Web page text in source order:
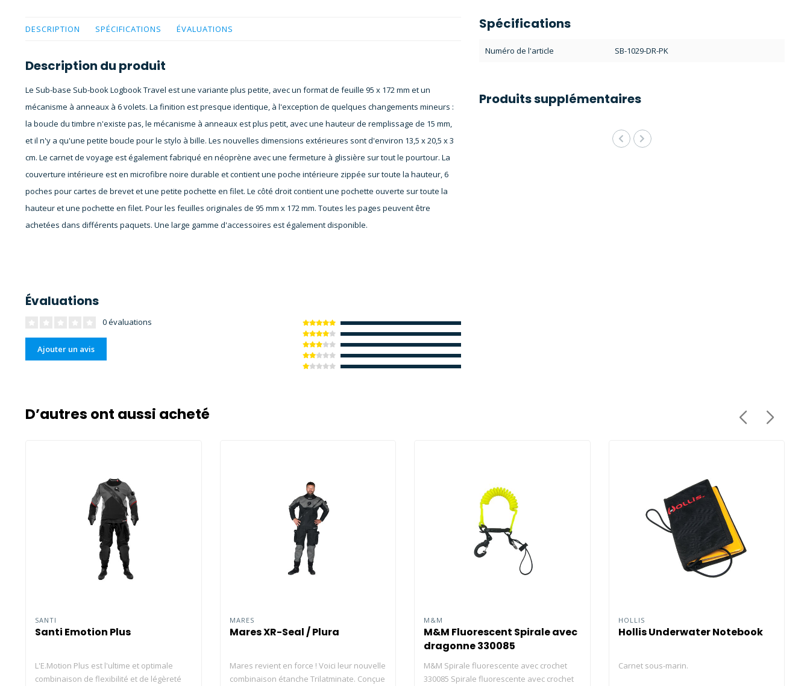
DESCRIPTION SPÉCIFICATIONS ÉVALUATIONS
Description du produit
Le Sub-base Sub-book Logbook Travel est une variante plus petite, avec un format de feuille 95 x 172 mm et un
mécanisme à anneaux à 6 volets. La finition est presque identique, à l'exception de quelques changements mineurs :
la boucle du timbre n'existe pas, le mécanisme à anneaux est plus petit, avec une hauteur de remplissage de 15 mm,
et il n'y a qu'une petite boucle pour le stylo à bille. Les nouvelles dimensions extérieures sont d'environ 13,5 x 20,5 x 3
cm. Le carnet de voyage est également fabriqué en néoprène avec une fermeture à glissière sur tout le pourtour. La
couverture intérieure est en microfibre noire durable et contient une poche intérieure zippée sur toute la hauteur, 6
poches pour cartes de brevet et une petite pochette en filet. Le côté droit contient une pochette ouverte sur toute la
hauteur et une pochette en filet. Pour les feuilles originales de 95 mm x 172 mm. Toutes les pages peuvent être
achetées dans différents paquets. Une large gamme d'accessoires est également disponible.
Évaluations
0 évaluations
Ajouter un avis
Spécifications
Numéro de l'article SB-1029-DR-PK
Produits supplémentaires
D’autres ont aussi acheté
SANTI
Santi Emotion Plus
L'E.Motion Plus est l'ultime et optimale
combinaison de flexibilité et de légèreté
MARES
Mares XR-Seal / Plura
Mares revient en force ! Voici leur nouvelle
combinaison étanche Trilatminate. Conçue
M&M
M&M Fluorescent Spirale avec
dragonne 330085
M&M Spirale fluorescente avec crochet
330085 Spirale fluorescente avec crochet
HOLLIS
Hollis Underwater Notebook
Carnet sous-marin.